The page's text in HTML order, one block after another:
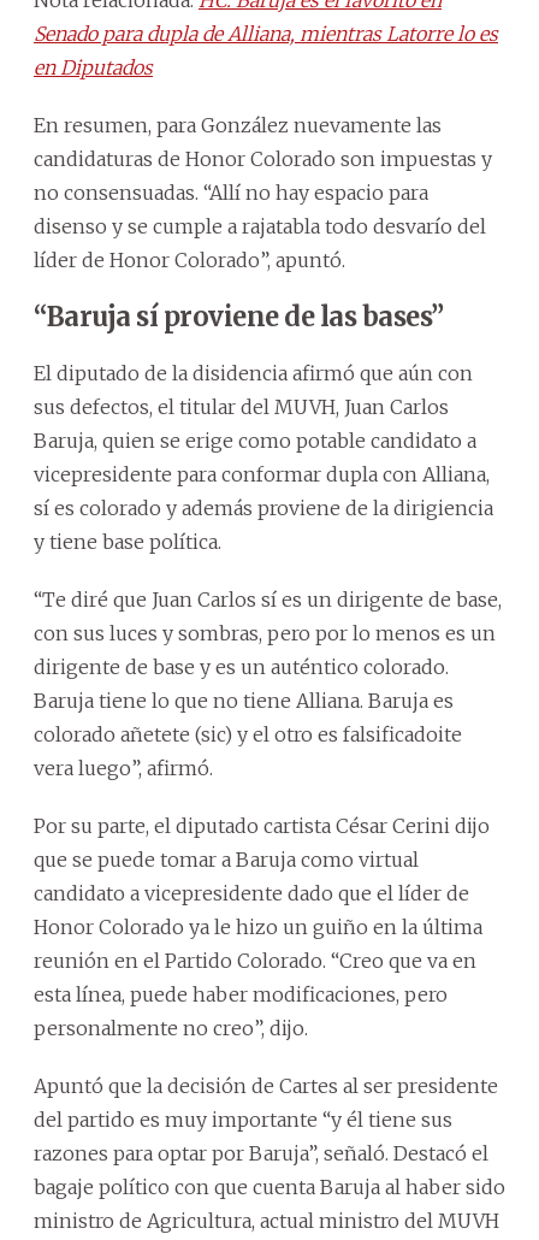
Senado para dupla de Alliana, mientras Latorre lo es
en Diputados
En resumen, para González nuevamente las
candidaturas de Honor Colorado son impuestas y
no consensuadas. “Allí no hay espacio para
disenso y se cumple a rajatabla todo desvarío del
líder de Honor Colorado”, apuntó.
“Baruja sí proviene de las bases”
El diputado de la disidencia afirmó que aún con
sus defectos, el titular del MUVH, Juan Carlos
Baruja, quien se erige como potable candidato a
vicepresidente para conformar dupla con Alliana,
sí es colorado y además proviene de la dirigiencia
y tiene base política.
“Te diré que Juan Carlos sí es un dirigente de base,
con sus luces y sombras, pero por lo menos es un
dirigente de base y es un auténtico colorado.
Baruja tiene lo que no tiene Alliana. Baruja es
colorado añetete (sic) y el otro es falsificadoite
vera luego”, afirmó.
Por su parte, el diputado cartista César Cerini dijo
que se puede tomar a Baruja como virtual
candidato a vicepresidente dado que el líder de
Honor Colorado ya le hizo un guiño en la última
reunión en el Partido Colorado. “Creo que va en
esta línea, puede haber modificaciones, pero
personalmente no creo”, dijo.
Apuntó que la decisión de Cartes al ser presidente
del partido es muy importante “y él tiene sus
razones para optar por Baruja”, señaló. Destacó el
bagaje político con que cuenta Baruja al haber sido
ministro de Agricultura, actual ministro del MUVH